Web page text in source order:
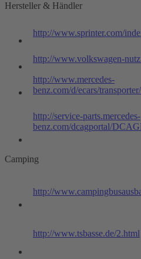
Hersteller & Händler
http://www.sprinter.com/
http://www.volkswagen-
http://www.mercedes-
benz.com/d/ecars/
http://service-parts.mercedes-
benz.com/dcagportal/
Camping
http://
http://www.tsbasse.de/2.html